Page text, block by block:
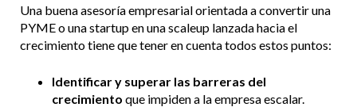
Una buena asesoría empresarial orientada a convertir una
PYME o una startup en una scaleup lanzada hacia el
crecimiento tiene que tener en cuenta todos estos puntos:
Identificar y superar las barreras del
crecimiento que impiden a la empresa escalar.